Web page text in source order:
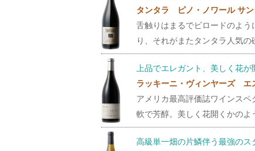
タンタラ ピノ・ノワール サン
舌触りはまるでビロードのよ
り、それがまたタンタラ人気
上品でエレガント、美しく花
ラッキーニ・ヴィンヤーズ エ
アメリカ最高評価誌ワインス
軟で芳醇。美しく花開くかのよ
高級単一畑の片鱗伴う最強のス